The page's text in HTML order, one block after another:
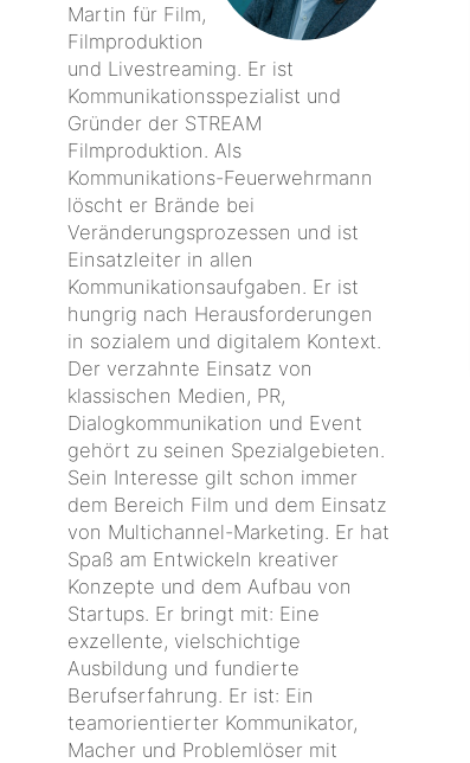
Martin für Film,
Filmproduktion
und Livestreaming. Er ist
Kommunikationsspezialist und
Gründer der STREAM
Filmproduktion. Als
Kommunikations-Feuerwehrmann
löscht er Brände bei
Veränderungsprozessen und ist
Einsatzleiter in allen
Kommunikationsaufgaben. Er ist
hungrig nach Herausforderungen
in sozialem und digitalem Kontext.
Der verzahnte Einsatz von
klassischen Medien, PR,
Dialogkommunikation und Event
gehört zu seinen Spezialgebieten.
Sein Interesse gilt schon immer
dem Bereich Film und dem Einsatz
von Multichannel-Marketing. Er hat
Spaß am Entwickeln kreativer
Konzepte und dem Aufbau von
Startups. Er bringt mit: Eine
exzellente, vielschichtige
Ausbildung und fundierte
Berufserfahrung. Er ist: Ein
teamorientierter Kommunikator,
Macher und Problemlöser mit